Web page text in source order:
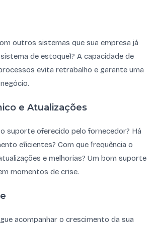
outros sistemas que sua empresa já
sistema de estoque)? A capacidade de
evita retrabalho e garante uma
e Atualizações
suporte oferecido pelo fornecedor? Há
eficientes? Com que frequência o
e melhorias? Um bom suporte
momentos de crise.
acompanhar o crescimento da sua